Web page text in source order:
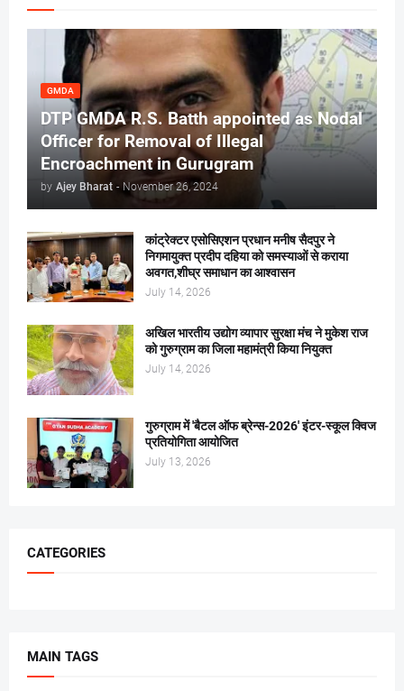
GMDA
DTP GMDA R.S. Batth appointed as Nodal
Officer for Removal of Illegal
Encroachment in Gurugram
by Ajey Bharat - November 26, 2024
कांट्रेक्टर एसोसिएशन प्रधान मनीष सैदपुर ने
निगमायुक्त प्रदीप दहिया को समस्याओं से कराया
अवगत,शीघ्र समाधान का आश्वासन
July 14, 2026
अखिल भारतीय उद्योग व्यापार सुरक्षा मंच ने मुकेश राज
को गुरुग्राम का जिला महामंत्री किया नियुक्त
July 14, 2026
गुरुग्राम में 'बैटल ऑफ ब्रेन्स-2026' इंटर-स्कूल क्विज
प्रतियोगिता आयोजित
July 13, 2026
CATEGORIES
MAIN TAGS